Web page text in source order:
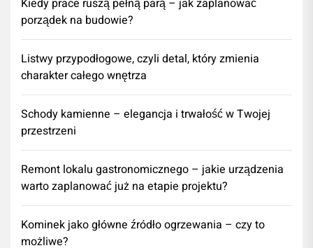
Kiedy prace ruszą pełną parą – jak zaplanować
porządek na budowie?
Listwy przypodłogowe, czyli detal, który zmienia
charakter całego wnętrza
Schody kamienne – elegancja i trwałość w Twojej
przestrzeni
​Remont lokalu gastronomicznego – jakie urządzenia
warto zaplanować już na etapie projektu?
Kominek jako główne źródło ogrzewania – czy to
możliwe?